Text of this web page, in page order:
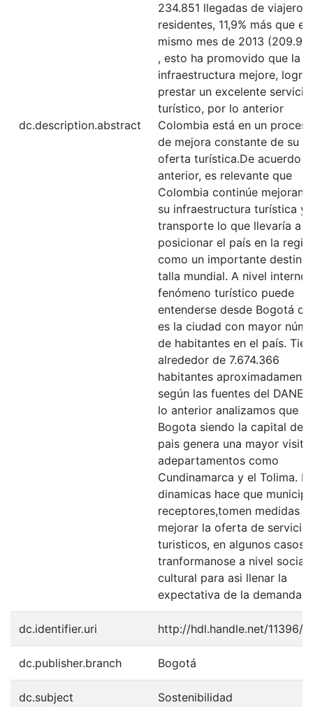
dc.description.abstract
234.851 llegadas de viajeros
residentes, 11,9% más que
mismo mes de 2013
, esto ha promovido que la
infraestructura mejore,
prestar un excelente servicio
turístico, por lo anterior
Colombia está en un proceso
de mejora constante de su
oferta turística.De acuerdo
anterior, es relevante que
Colombia continúe
su infraestructura turística y
transporte lo que llevaría a
posicionar el país en la
como un importante destino
talla mundial. A nivel interno
fenómeno turístico puede
entenderse desde Bogotá
es la ciudad con mayor
de habitantes en el país.
alrededor de 7.674.366
habitantes
según las fuentes del DANE.
lo anterior analizamos que
Bogota siendo la capital del
pais genera una mayor visita
adepartamentos como
Cundinamarca y el Tolima.
dinamicas hace que
receptores,tomen medidas
mejorar la oferta de
turisticos, en algunos casos
tranformanose a nivel social
cultural para asi llenar la
expectativa de la demanda.
dc.identifier.uri http://hdl.handle.net/11396/
dc.publisher.branch Bogotá
dc.subject Sostenibilidad